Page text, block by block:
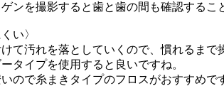
ンを撮影すると歯と歯の間も確認するこ
い〉
て汚れを落としていくので、慣れるまで
タイプを使用すると良いですね。
ので糸まきタイプのフロスがおすすめで